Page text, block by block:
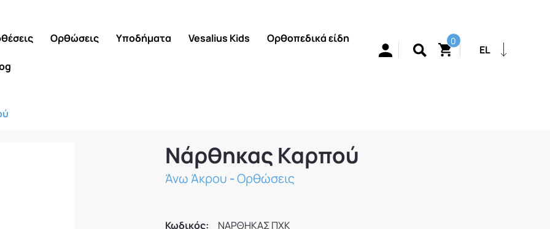
Ορθώσεις Υποδήματα Vesalius Kids Ορθοπεδικά είδη 0
EL
Νάρθηκας Καρπού
Άνω Άκρου -Ορθώσεις
Κωδικός:
ΝΑΡΘΗΚΑΣ ΠΧΚ